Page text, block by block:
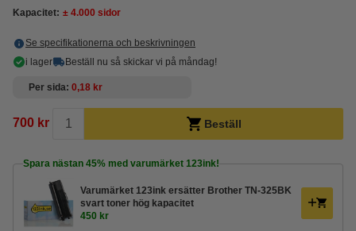
Kapacitet: ± 4.000 sidor
Se specifikationerna och beskrivningen
i lager
Beställ nu så skickar vi på måndag!
Per sida 0,18 kr
700 kr Beställ
Spara nästan 45% med varumärket 123ink!
Varumärket 123ink ersätter Brother TN-325BK
svart toner hög kapacitet
450 kr